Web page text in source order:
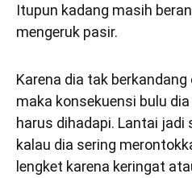
Itupun kadang masih
mengeruk pasir.
Karena dia tak
maka konsekuensi bulu
harus dihadapi. Lantai
kalau dia sering
lengket karena keringat